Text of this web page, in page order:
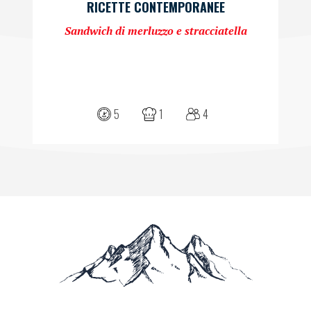
RICETTE CONTEMPORANEE
Sandwich di merluzzo e stracciatella
5 1 4